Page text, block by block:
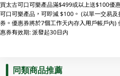
買太古可口可樂產品滿$499或以上送$100優
可口可樂產品，可即減 $100。 (以單一交易
券。優惠券將於7個工作天內存入用戶帳戶內
惠券有效期: 派發起30日内
同類商品推薦